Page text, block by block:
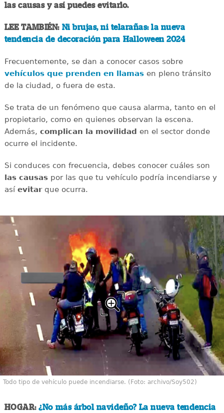
las causas y así puedes evitarlo.
LEE TAMBIÉN: Ni brujas, ni telarañas: la nueva
tendencia de decoración para Halloween 2024
Frecuentemente, se dan a conocer casos sobre
vehículos que prenden en llamas en pleno tránsito
de la ciudad, o fuera de esta.
Se trata de un fenómeno que causa alarma, tanto en el
propietario, como en quienes observan la escena.
Además, complican la movilidad en el sector donde
ocurre el incidente.
Si conduces con frecuencia, debes conocer cuáles son
las causaspor las que tu vehículo podría incendiarse y
así evitarque ocurra.
Todo tipo de vehículo puede incendiarse. (Foto: archivo/Soy502)
HOGAR:¿No más árbol navideño? La nueva tendencia